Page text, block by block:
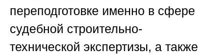
переподготовке именно в сфере
судебной строительно-
технической экспертизы, а также